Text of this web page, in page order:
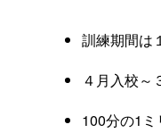
訓練期間は
４月入校～
100分の1